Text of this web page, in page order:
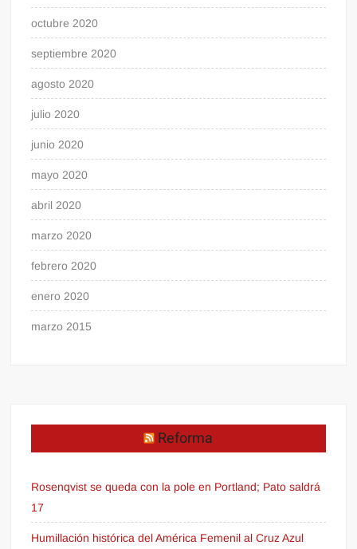
octubre 2020
septiembre 2020
agosto 2020
julio 2020
junio 2020
mayo 2020
abril 2020
marzo 2020
febrero 2020
enero 2020
marzo 2015
Reforma
Rosenqvist se queda con la pole en Portland; Pato saldrá
17
Humillación histórica del América Femenil al Cruz Azul